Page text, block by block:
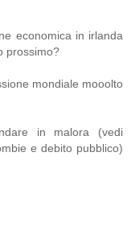
economica in irlanda
prossimo?
mondiale mooolto
in malora (vedi
e debito pubblico)